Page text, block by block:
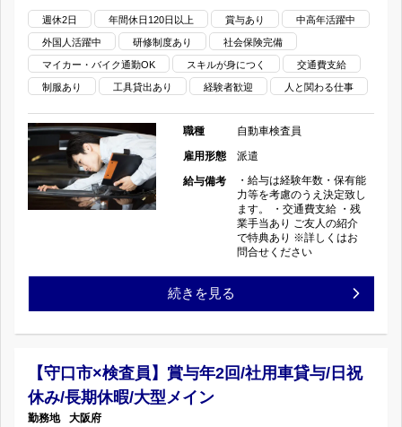
日
制/
賞
の
デ
ィ
ー
ー/
休
二
日
野
市
×
自
員】
国
産
車
週休2日 年間休日120日以上 賞与あり 中高年活躍中
外国人活躍中 研修制度あり 社会保険完備
マイカー・バイク通勤OK スキルが身につく 交通費支給
制服あり 工具貸出あり 経験者歓迎 人と関わる仕事
職種
自動車検査員
雇用形態
派遣
給与備考
・給与は経験年数・保有能
力等を考慮のうえ決定致し
ます。 ・交通費支給 ・残
業手当あり ご友人の紹介
で特典あり ※詳しくはお
問合せください
【小
市
粟
続きを見る
【守口市×検査員】賞与年2回/社用車貸与/日祝
休み/長期休暇/大型メイン
大阪府